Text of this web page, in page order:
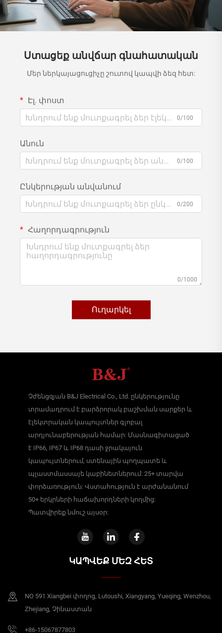
Ստացեք անվճար գնահատական
Մեր ներկայացուցիչը շուտով կապվի ձեզ հետ:
Էլ. փոստ
0/100
Անուն
0/100
Ընկերության անվանում
0/200
Հաղորդագրություն
0/1000
Ուղարկել
Չժենցզյան B&J Electrical Co., Ltd. ընկերությունը
տրամադրում է բարձրորակ բաշխման սարքեր և
էլեկտրական կապույտներ գլոբալ
արդյունաբերության համար: Մասնագիտացած
է IP66, IP67 և IP68 դասի ջրակայուն
կապույտներում, ստենային պողպատե և
պլաստմասսայե կաբինետներում: 25+ տարվա
փորձառություն: Վստահություն է արժանանում
50+ երկրների հաճախորդների կողմից:
Պատվիրեք նմուշ այսօր:
ԿԱՊՎԵՔ ՄԵԶ ՀԵՏ
NO 591 Xiangbei փողոց, Lutoushi, Xiangyang, Yueqing, Wenzhou,
Zhejiang, Չինաստան
+86-15067877803